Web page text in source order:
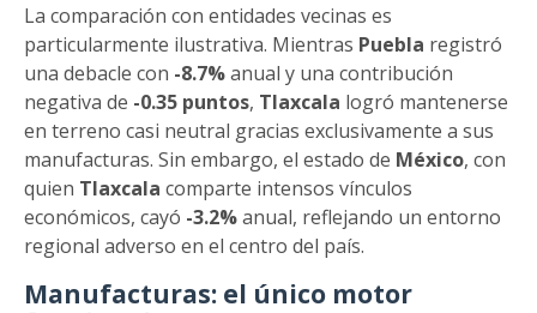
La comparación con entidades vecinas es
particularmente ilustrativa. Mientras Puebla registró
una debacle con -8.7%anual y una contribución
negativa de -0.35 puntos, Tlaxcala logró mantenerse
en terreno casi neutral gracias exclusivamente a sus
manufacturas. Sin embargo, el estado de México, con
quien Tlaxcala comparte intensos vínculos
económicos, cayó -3.2%anual, reflejando un entorno
regional adverso en el centro del país.
Manufacturas: el único motor